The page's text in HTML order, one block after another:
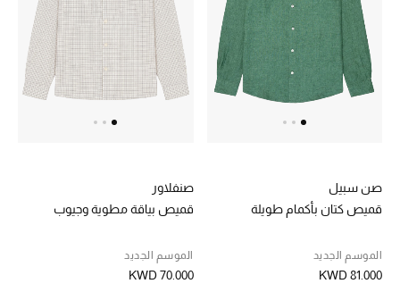
حقائب وأحذية متطابقة
هدايا للنساء
جميع الأحذية النسائية
جميع الإكسسورات النسائية
صن سبيل
قميص كتان بأكمام طويلة
الموسم الجديد
KWD 81.000
صنفلاور
قميص بياقة مطوية وجيوب
الموسم الجديد
KWD 70.000